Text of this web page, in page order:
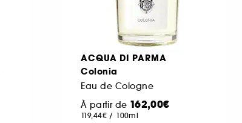
ACQUA DI PARMA
Colonia
Eau de Cologne
À partir de 162,00€
119,44€ / 100ml